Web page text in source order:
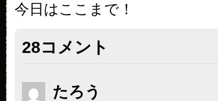
今日はここまで！
28コメント
たろう